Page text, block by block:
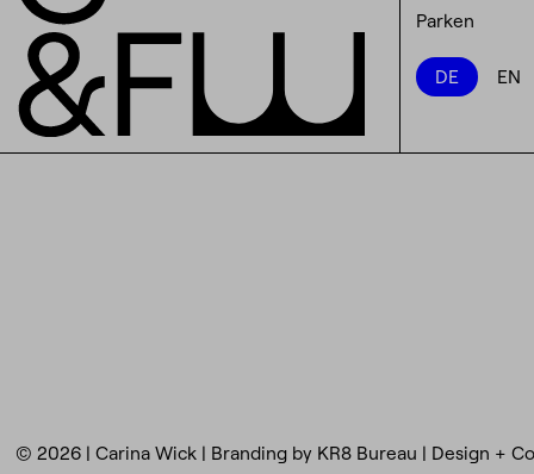
Parken
DE EN
© 2026 | Carina Wick | Branding by KR8 Bureau | Design +